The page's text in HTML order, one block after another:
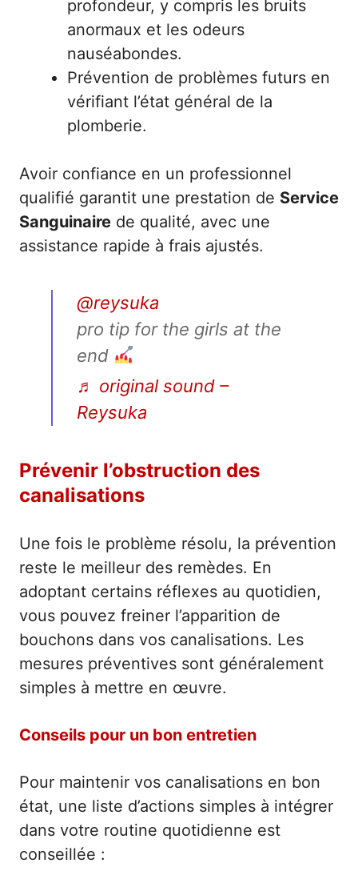
profondeur, y compris les bruits
anormaux et les odeurs
nauséabondes.
Prévention de problèmes futurs en
vérifiant l’état général de la
plomberie.
Avoir confiance en un professionnel
qualifié garantit une prestation de Service
Sanguinaire de qualité, avec une
assistance rapide à frais ajustés.
@reysuka
pro tip for the girls at the
end
♬ original sound –
Reysuka
Prévenir l’obstruction des
canalisations
Une fois le problème résolu, la prévention
reste le meilleur des remèdes. En
adoptant certains réflexes au quotidien,
vous pouvez freiner l’apparition de
bouchons dans vos canalisations. Les
mesures préventives sont généralement
simples à mettre en œuvre.
Conseils pour un bon entretien
Pour maintenir vos canalisations en bon
état, une liste d’actions simples à intégrer
dans votre routine quotidienne est
conseillée :